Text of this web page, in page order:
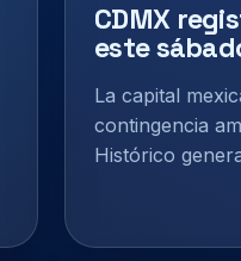
CDMX
este
La capital
contingencia
Histórico